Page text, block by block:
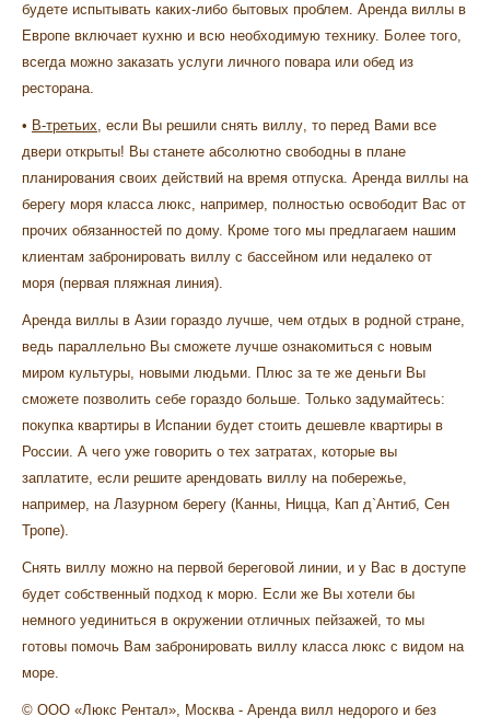
будете испытывать каких-либо бытовых проблем. Аренда виллы в
Европе включает кухню и всю необходимую технику. Более того,
всегда можно заказать услуги личного повара или обед из
ресторана.
• В-третьих, если Вы решили снять виллу, то перед Вами все
двери открыты! Вы станете абсолютно свободны в плане
планирования своих действий на время отпуска. Аренда виллы на
берегу моря класса люкс, например, полностью освободит Вас от
прочих обязанностей по дому. Кроме того мы предлагаем нашим
клиентам забронировать виллу с бассейном или недалеко от
моря (первая пляжная линия).
Аренда виллы в Азии гораздо лучше, чем отдых в родной стране,
ведь параллельно Вы сможете лучше ознакомиться с новым
миром культуры, новыми людьми. Плюс за те же деньги Вы
сможете позволить себе гораздо больше. Только задумайтесь:
покупка квартиры в Испании будет стоить дешевле квартиры в
России. А чего уже говорить о тех затратах, которые вы
заплатите, если решите арендовать виллу на побережье,
например, на Лазурном берегу (Канны, Ницца, Кап д`Антиб, Сен
Тропе).
Снять виллу можно на первой береговой линии, и у Вас в доступе
будет собственный подход к морю. Если же Вы хотели бы
немного уединиться в окружении отличных пейзажей, то мы
готовы помочь Вам забронировать виллу класса люкс с видом на
море.
© ООО «Люкс Рентал», Москва - Аренда вилл недорого и без